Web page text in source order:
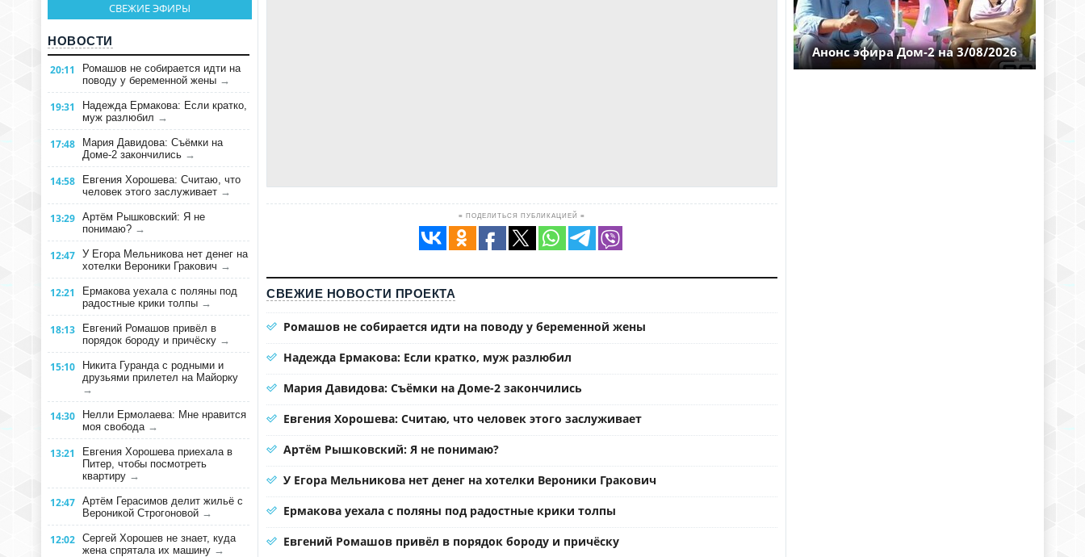
СВЕЖИЕ ЭФИРЫ
НОВОСТИ
20:11
Ромашов не собирается идти на
поводу у беременной жены →
19:31
Надежда Ермакова: Если кратко,
муж разлюбил →
17:48
Мария Давидова: Съёмки на
Доме-2 закончились →
14:58
Евгения Хорошева: Считаю, что
человек этого заслуживает →
13:29 Артём Рышковский: Я не
понимаю? →
12:47 У Егора Мельникова нет денег на
хотелки Вероники Гракович →
12:21
Ермакова уехала с поляны под
радостные крики толпы →
18:13
Евгений Ромашов привёл в
порядок бороду и причёску →
15:10
Никита Гуранда с родными и
друзьями прилетел на Майорку
→
14:30
Нелли Ермолаева: Мне нравится
моя свобода →
13:21
Евгения Хорошева приехала в
Питер, чтобы посмотреть
квартиру →
12:47 Артём Герасимов делит жильё с
Вероникой Строгоновой →
12:02 Сергей Хорошев не знает, куда
жена спрятала их машину →
≡ ПОДЕЛИТЬСЯ ПУБЛИКАЦИЕЙ ≡
СВЕЖИЕ НОВОСТИ ПРОЕКТА
Ромашов не собирается идти на поводу у беременной жены
Надежда Ермакова: Если кратко, муж разлюбил
Мария Давидова: Съёмки на Доме-2 закончились
Евгения Хорошева: Считаю, что человек этого заслуживает
Артём Рышковский: Я не понимаю?
У Егора Мельникова нет денег на хотелки Вероники Гракович
Ермакова уехала с поляны под радостные крики толпы
Евгений Ромашов привёл в порядок бороду и причёску
Анонс эфира Дом-2 на 3/08/2026